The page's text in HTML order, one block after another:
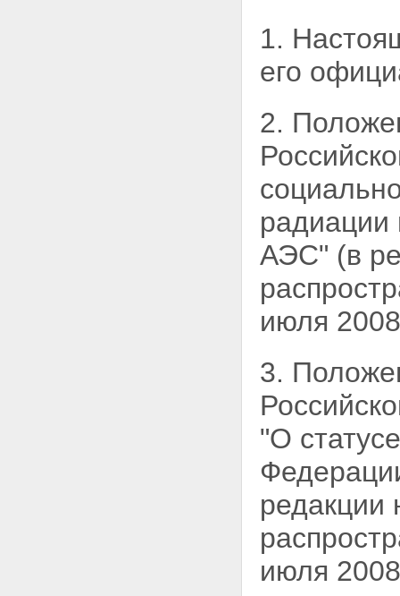
1.
его
2.
радиации
АЭС" (в
июля
3.
"О
редакции
июля